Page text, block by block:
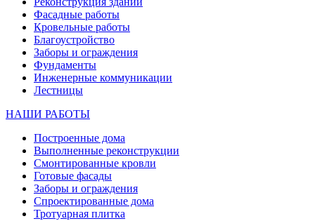
Фасадные работы
Кровельные работы
Благоустройство
Заборы и ограждения
Фундаменты
Инженерные коммуникации
Лестницы
НАШИ РАБОТЫ
Построенные дома
Выполненные реконструкции
Смонтированные кровли
Готовые фасады
Заборы и ограждения
Спроектированные дома
Тротуарная плитка